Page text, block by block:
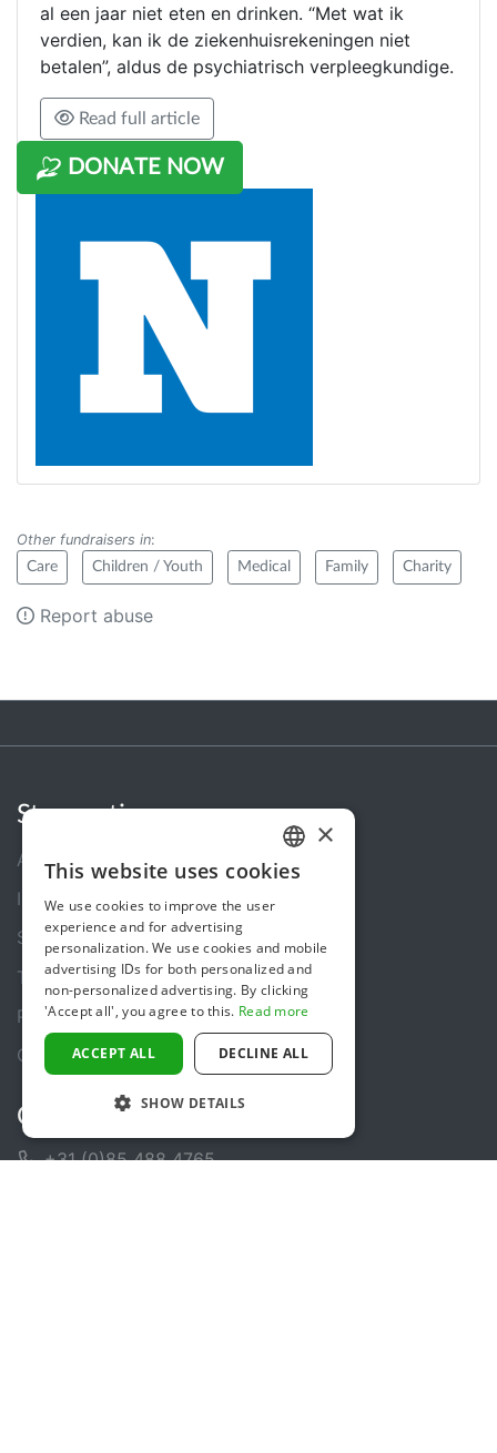
DONATE NOW
al een jaar niet eten en drinken. “Met wat ik
verdien, kan ik de ziekenhuisrekeningen niet
betalen”, aldus de psychiatrisch verpleegkundige.
Read full article
Other fundraisers in:
Care Children / Youth Medical Family Charity
Report abuse
Steunactie
About us
In the news
Security & Reliability
Terms & Conditions
Privacy policy
Cookie policy
Contact
+31 (0)85 488 4765
DUTCH
ENGLISH
×
This website uses cookies
We use cookies to improve the user
experience and for advertising
personalization. We use cookies and mobile
advertising IDs for both personalized and
non-personalized advertising. By clicking
'Accept all', you agree to this. Read more
ACCEPT ALL DECLINE ALL
SHOW DETAILS